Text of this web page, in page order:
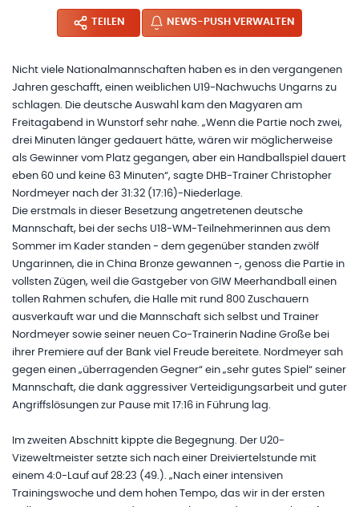
TEILEN NEWS-PUSH VERWALTEN
Nicht viele Nationalmannschaften haben es in den vergangenen
Jahren geschafft, einen weiblichen U19-Nachwuchs Ungarns zu
schlagen. Die deutsche Auswahl kam den Magyaren am
Freitagabend in Wunstorf sehr nahe. „Wenn die Partie noch zwei,
drei Minuten länger gedauert hätte, wären wir möglicherweise
als Gewinner vom Platz gegangen, aber ein Handballspiel dauert
eben 60 und keine 63 Minuten“, sagte DHB-Trainer Christopher
Nordmeyer nach der 31:32 (17:16)-Niederlage.
Die erstmals in dieser Besetzung angetretenen deutsche
Mannschaft, bei der sechs U18-WM-Teilnehmerinnen aus dem
Sommer im Kader standen - dem gegenüber standen zwölf
Ungarinnen, die in China Bronze gewannen -, genoss die Partie in
vollsten Zügen, weil die Gastgeber von GIW Meerhandball einen
tollen Rahmen schufen, die Halle mit rund 800 Zuschauern
ausverkauft war und die Mannschaft sich selbst und Trainer
Nordmeyer sowie seiner neuen Co-Trainerin Nadine Große bei
ihrer Premiere auf der Bank viel Freude bereitete. Nordmeyer sah
gegen einen „überragenden Gegner“ ein „sehr gutes Spiel“ seiner
Mannschaft, die dank aggressiver Verteidigungsarbeit und guter
Angriffslösungen zur Pause mit 17:16 in Führung lag.
Im zweiten Abschnitt kippte die Begegnung. Der U20-
Vizeweltmeister setzte sich nach einer Dreiviertelstunde mit
einem 4:0-Lauf auf 28:23 (49.). „Nach einer intensiven
Trainingswoche und dem hohen Tempo, das wir in der ersten